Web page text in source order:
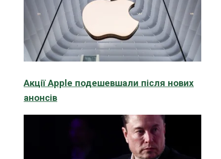
Акції Apple подешевшали після нових
анонсів